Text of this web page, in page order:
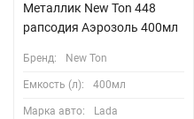
Металлик New Ton 448
рапсодия Аэрозоль 400мл
Бренд: New Ton
Емкость (л): 400мл
Марка авто: Lada